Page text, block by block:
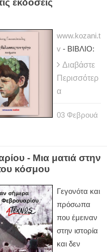
εκδόσεις
www.kozani.t
v - ΒΙΒΛΙΟ:
Διαβάστε
Περισσότερ
α
03 Φεβρουά
- Μια ματιά στην
κόσμου
Γεγονότα και
πρόσωπα
που έμειναν
στην ιστορία
και δεν